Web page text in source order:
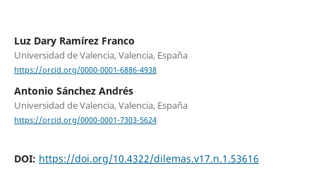
Luz Dary Ramírez Franco
Universidad de Valencia, Valencia, España
https://orcid.org/0000-0001-6886-4938
Antonio Sánchez Andrés
Universidad de Valencia, Valencia, España
https://orcid.org/0000-0001-7303-5624
DOI: https://doi.org/10.4322/dilemas.v17.n.1.53616